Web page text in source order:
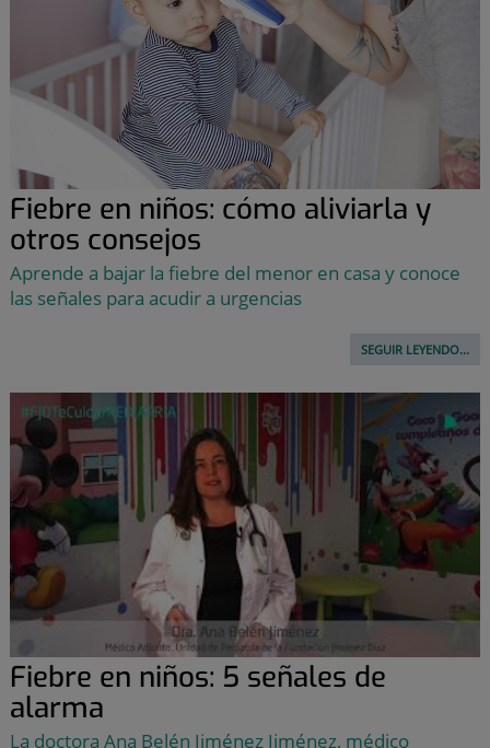
Fiebre en niños: cómo aliviarla y
otros consejos
Aprende a bajar la fiebre del menor en casa y conoce
las señales para acudir a urgencias
SEGUIR LEYENDO...
Fiebre en niños: 5 señales de
alarma
La doctora Ana Belén Jiménez Jiménez, médico